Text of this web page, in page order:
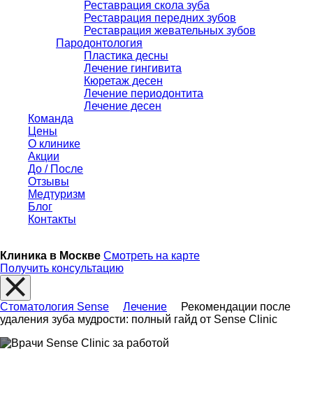
Реставрация скола зуба
Реставрация передних зубов
Реставрация жевательных зубов
Пародонтология
Пластика десны
Лечение гингивита
Кюретаж десен
Лечение периодонтита
Лечение десен
Команда
Цены
О клинике
Акции
До / После
Отзывы
Медтуризм
Блог
Контакты
Клиника в Москве Смотреть на карте
Получить консультацию
Стоматология Sense Лечение
Рекомендации после
удаления зуба мудрости: полный гайд от Sense Clinic